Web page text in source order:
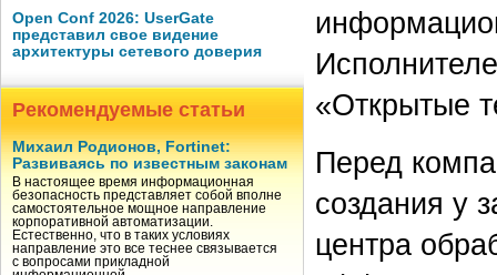
Open Conf 2026: UserGate
представил свое видение
архитектуры сетевого доверия
Рекомендуемые статьи
Михаил Родионов, Fortinet:
Развиваясь по известным законам
В настоящее время информационная
безопасность представляет собой вполне
самостоятельное мощное направление
корпоративной автоматизации.
Естественно, что в таких условиях
направление это все теснее связывается
с вопросами прикладной
«Открытые
Перед
создания у
центра